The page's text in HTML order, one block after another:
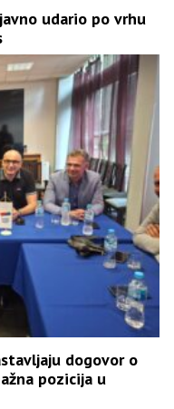
udario po vrhu
dogovor o
pozicija u